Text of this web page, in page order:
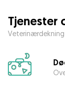
Tjenester